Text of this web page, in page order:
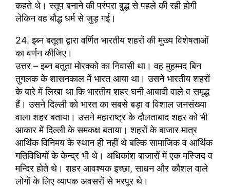
कहते थे। स्तूप बनाने की परंपरा बुद्ध से पहले की रही होगी
लेकिन वह बौद्ध धर्म से जुड़ गई।
24. इब्न बतूता द्वारा वर्णित भारतीय शहरों की मुख्य विशेषताओं
का वर्णन कीजिए।
उत्तर – इब्न बतूता मोरक्को का निवासी था। वह मुहम्मद बिन
तुगलक के शासनकाल में भारत आया था। उसने भारतीय शहरों
के बारे में लिखा था कि भारतीय शहर घनी आबादी वाले व समृद्ध
हैं। उसने दिल्ली को भारत का सबसे बड़ा व विशाल जनसंख्या
वाला शहर बताया। उसने महाराष्ट्र के दौलताबाद शहर को भी
आकार में दिल्ली के समकक्ष बताया। शहरों के बाजार मात्र
आर्थिक विनिमय के स्थान ही नहीं थे बल्कि सामाजिक व आर्थिक
गतिविधियों के केन्द्र भी थे। अधिकांश बाजारों में एक मस्जिद व
मन्दिर होते थे। शहर आवश्यक इच्छा, साधन और कौशल वाले
लोगों के लिए व्यापक अवसरों से भरपूर थे।